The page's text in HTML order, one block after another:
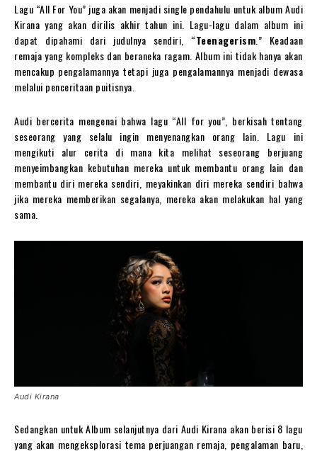
Lagu “All For You” juga akan menjadi single pendahulu untuk album Audi
Kirana yang akan dirilis akhir tahun ini. Lagu-lagu dalam album ini
dapat dipahami dari judulnya sendiri, “Teenagerism .” Keadaan
remaja yang kompleks dan beraneka ragam. Album ini tidak hanya akan
mencakup pengalamannya tetapi juga pengalamannya menjadi dewasa
melalui penceritaan puitisnya.
Audi bercerita mengenai bahwa lagu “All for you”, berkisah tentang
seseorang yang selalu ingin menyenangkan orang lain. Lagu ini
mengikuti alur cerita di mana kita melihat seseorang berjuang
menyeimbangkan kebutuhan mereka untuk membantu orang lain dan
membantu diri mereka sendiri, meyakinkan diri mereka sendiri bahwa
jika mereka memberikan segalanya, mereka akan melakukan hal yang
sama.
Audi Kirana
Sedangkan untuk Album selanjutnya dari Audi Kirana akan berisi 8 lagu
yang akan mengeksplorasi tema perjuangan remaja, pengalaman baru,